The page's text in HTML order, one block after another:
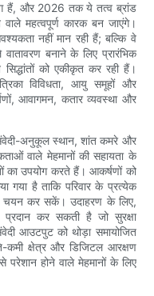
हैं, और 2026 तक ये तत्व ब्रांड
महत्वपूर्ण कारक बन जाएंगे।
नहीं मान रही हैं; बल्कि वे
बनाने के लिए प्रारंभिक
सिद्धांतों को एकीकृत कर रही हैं।
विविधता, आयु समूहों और
आवागमन, कतार व्यवस्था और
अनुकूल स्थान, शांत कमरे और
वाले मेहमानों की सहायता के
का उपयोग करते हैं। आकर्षणों को
गया है ताकि परिवार के प्रत्येक
कर सकें। उदाहरण के लिए,
प्रदान कर सकती है जो सुरक्षा
आउटपुट को थोड़ा समायोजित
कमी क्षेत्र और डिजिटल आरक्षण
परेशान होने वाले मेहमानों के लिए